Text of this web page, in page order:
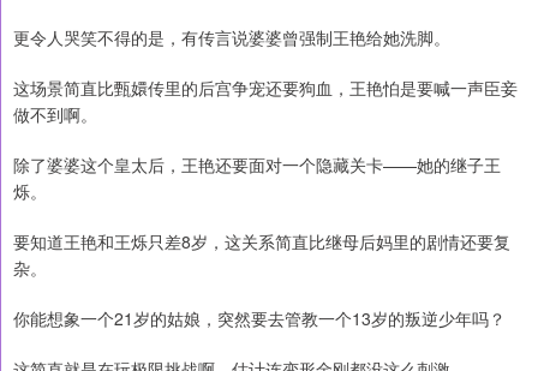
更令人哭笑不得的是，有传言说婆婆曾强制王艳给她洗脚。
这场景简直比甄嬛传里的后宫争宠还要狗血，王艳怕是要喊一声臣妾
做不到啊。
除了婆婆这个皇太后，王艳还要面对一个隐藏关卡——她的继子王
烁。
要知道王艳和王烁只差8岁，这关系简直比继母后妈里的剧情还要复
杂。
你能想象一个21岁的姑娘，突然要去管教一个13岁的叛逆少年吗？